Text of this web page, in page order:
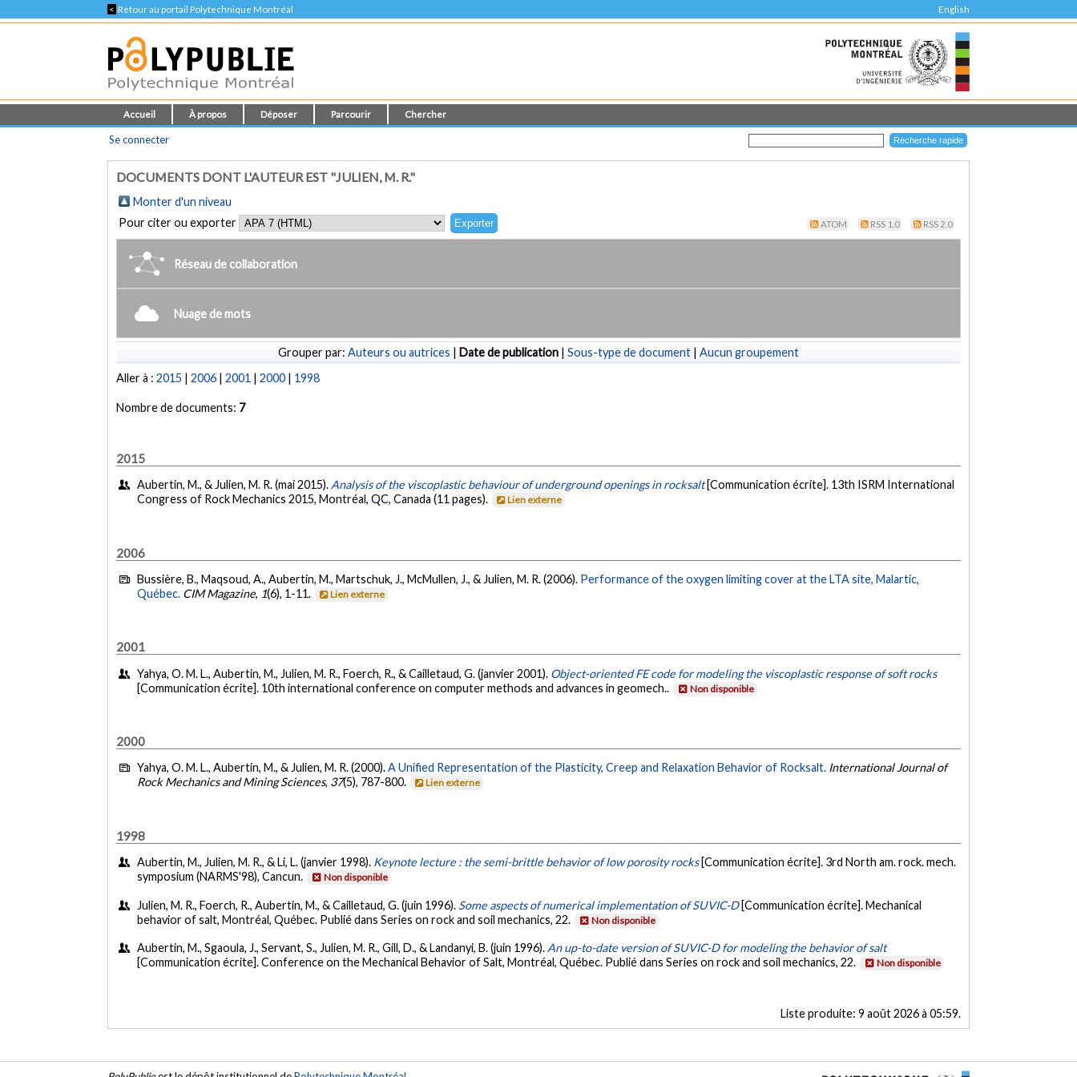
< Retour au portail Polytechnique Montréal English
Accueil À propos Déposer Parcourir Chercher
Se connecter
DOCUMENTS DONT L'AUTEUR EST "JULIEN, M. R."
Monter d'un niveau
Pour citer ou exporter
ATOM RSS 1.0 RSS 2.0
Réseau de collaboration
Nuage de mots
Grouper par: Auteurs ou autrices | Date de publication | Sous-type de document | Aucun groupement
Aller à :2015 |2006 |2001 |2000 | 1998
Nombre de documents: 7
2015
Aubertin, M., & Julien, M. R. (mai 2015). Analysis of the viscoplastic behaviour of underground openings in rocksalt [Communication écrite]. 13th ISRM International
Congress of Rock Mechanics 2015, Montréal, QC, Canada (11 pages).
Lien externe
2006
Bussière, B., Maqsoud, A., Aubertin, M., Martschuk, J., McMullen, J., & Julien, M. R. (2006). Performance of the oxygen limiting cover at the LTA site, Malartic,
Québec. CIM Magazine, 1(6), 1-11. Lien externe
2001
Yahya, O. M. L., Aubertin, M., Julien, M. R., Foerch, R., & Cailletaud, G. (janvier 2001). Object-oriented FE code for modeling the viscoplastic response of soft rocks
[Communication écrite]. 10th international conference on computer methods and advances in geomech..
Non disponible
2000
Yahya, O. M. L., Aubertin, M., & Julien, M. R. (2000).A Unified Representation of the Plasticity, Creep and Relaxation Behavior of Rocksalt. International Journal of
Rock Mechanics and Mining Sciences, 37(5), 787-800. Lien externe
1998
Aubertin, M., Julien, M. R., & Li, L. (janvier 1998). Keynote lecture : the semi-brittle behavior of low porosity rocks [Communication écrite]. 3rd North am. rock. mech.
symposium (NARMS'98), Cancun.
Non disponible
Julien, M. R., Foerch, R., Aubertin, M., & Cailletaud, G. (juin 1996). Some aspects of numerical implementation of SUVIC-D [Communication écrite]. Mechanical
behavior of salt, Montréal, Québec. Publié dans Series on rock and soil mechanics, 22.
Non disponible
Aubertin, M., Sgaoula, J., Servant, S., Julien, M. R., Gill, D., & Landanyi, B. (juin 1996). An up-to-date version of SUVIC-D for modeling the behavior of salt
[Communication écrite]. Conference on the Mechanical Behavior of Salt, Montréal, Québec. Publié dans Series on rock and soil mechanics, 22.
Non disponible
Liste produite: 9 août 2026 à 05:59.